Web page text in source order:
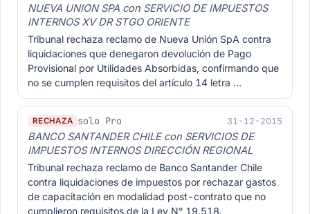
NUEVA UNION SPA con SERVICIO DE IMPUESTOS
INTERNOS XV DR STGO ORIENTE
Tribunal rechaza reclamo de Nueva Unión SpA contra
liquidaciones que denegaron devolución de Pago
Provisional por Utilidades Absorbidas, confirmando que
no se cumplen requisitos del artículo 14 letra …
RECHAZA solo Pro 31-12-2015
BANCO SANTANDER CHILE con SERVICIOS DE
IMPUESTOS INTERNOS DIRECCIÓN REGIONAL
Tribunal rechaza reclamo de Banco Santander Chile
contra liquidaciones de impuestos por rechazar gastos
de capacitación en modalidad post-contrato que no
cumplieron requisitos de la Ley N° 19.518.